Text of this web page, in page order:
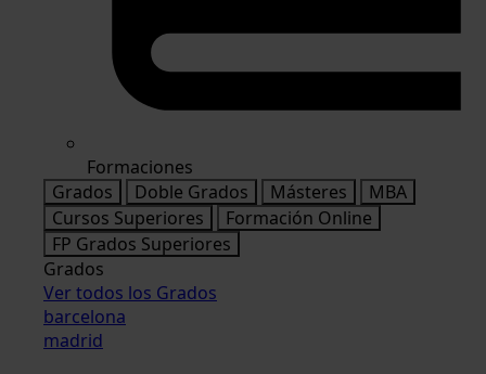
Formaciones
Grados
Doble Grados Másteres
MBA
Cursos Superiores
Formación Online
FP Grados Superiores
Grados
Ver todos los Grados
barcelona
madrid